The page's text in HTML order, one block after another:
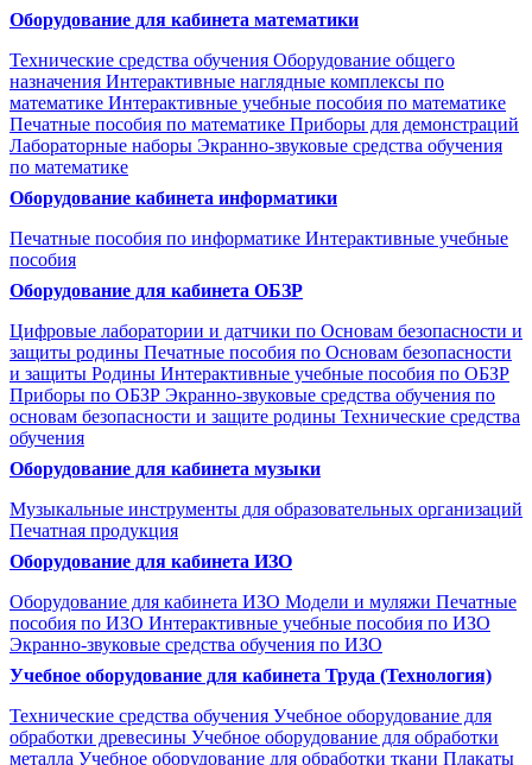
Оборудование для кабинета математики
Технические средства обучения Оборудование общего
назначения Интерактивные наглядные комплексы по
математике Интерактивные учебные пособия по математике
Печатные пособия по математике Приборы для демонстраций
Лабораторные наборы Экранно-звуковые средства обучения
по математике
Оборудование кабинета информатики
Печатные пособия по информатике Интерактивные учебные
пособия
Оборудование для кабинета ОБЗР
Цифровые лаборатории и датчики по Основам безопасности и
защиты родины Печатные пособия по Основам безопасности
и защиты Родины Интерактивные учебные пособия по ОБЗР
Приборы по ОБЗР Экранно-звуковые средства обучения по
основам безопасности и защите родины Технические средства
обучения
Оборудование для кабинета музыки
Музыкальные инструменты для образовательных организаций
Печатная продукция
Оборудование для кабинета ИЗО
Оборудование для кабинета ИЗО Модели и муляжи Печатные
пособия по ИЗО Интерактивные учебные пособия по ИЗО
Экранно-звуковые средства обучения по ИЗО
Учебное оборудование для кабинета Труда (Технология)
Технические средства обучения Учебное оборудование для
обработки древесины Учебное оборудование для обработки
металла Учебное оборудование для обработки ткани Плакаты